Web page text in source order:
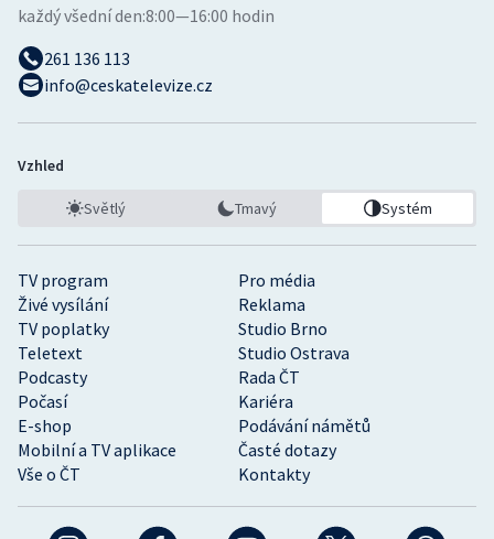
TV program
Pro média
Živé vysílání
Reklama
TV poplatky
Studio Brno
Teletext
Studio Ostrava
Podcasty
Rada ČT
Počasí
Kariéra
E-shop
Podávání námětů
Mobilní a TV aplikace
Časté dotazy
Vše o ČT
Kontakty
každý všední den:8:00—16:00 hodin
261 136 113
info@ceskatelevize.cz
Vzhled
Světlý Tmavý Systém